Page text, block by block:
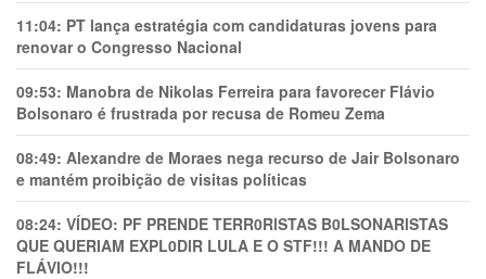
11:04: PT lança estratégia com candidaturas jovens para
renovar o Congresso Nacional
09:53: Manobra de Nikolas Ferreira para favorecer Flávio
Bolsonaro é frustrada por recusa de Romeu Zema
08:49: Alexandre de Moraes nega recurso de Jair Bolsonaro
e mantém proibição de visitas políticas
08:24: VÍDEO: PF PRENDE TERR0RlSTAS B0LSONARlSTAS
QUE QUERIAM EXPL0DlR LULA E O STF!!! A MANDO DE
FLÁVIO!!!